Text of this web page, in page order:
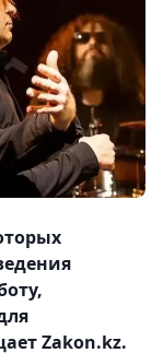
Zakon.kz.